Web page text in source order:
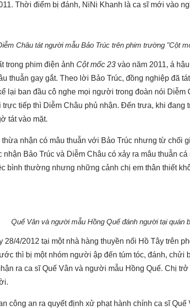
Thời điểm bị đánh, NiNi Khanh là ca sĩ mới vào
Châu tát người mẫu Bảo Trúc trên phim trường "Cột
trong phim điện ảnh Cột mốc 23 vào năm 2011, á
thuẫn gay gắt. Theo lời Bảo Trúc, đồng nghiệp đã
lại ban đầu cô nghe mọi người trong đoàn nói Diễm
tiếp thì Diễm Châu phủ nhận. Đến trưa, khi đang
tát vào mặt.
nhận có mâu thuẫn với Bảo Trúc nhưng từ chối
Bảo Trúc và Diễm Châu có xảy ra mâu thuẫn
bình thường nhưng những cảnh chị em thân thiết
Quế Vân và người mẫu Hồng Quế đánh người tại quán
28/4/2012 tại một nhà hàng thuyền nổi Hồ Tây trên
thì bị một nhóm người ập đến túm tóc, đánh, chửi
ra ca sĩ Quế Vân và người mẫu Hồng Quế. Chị
công an ra quyết định xử phạt hành chính ca sĩ Quế